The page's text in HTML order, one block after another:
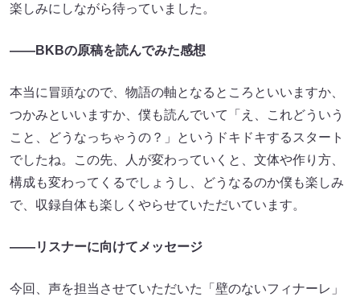
楽しみにしながら待っていました。
――BKBの原稿を読んでみた感想
本当に冒頭なので、物語の軸となるところといいますか、
つかみといいますか、僕も読んでいて「え、これどういう
こと、どうなっちゃうの？」というドキドキするスタート
でしたね。この先、人が変わっていくと、文体や作り方、
構成も変わってくるでしょうし、どうなるのか僕も楽しみ
で、収録自体も楽しくやらせていただいています。
――リスナーに向けてメッセージ
今回、声を担当させていただいた「壁のないフィナーレ」